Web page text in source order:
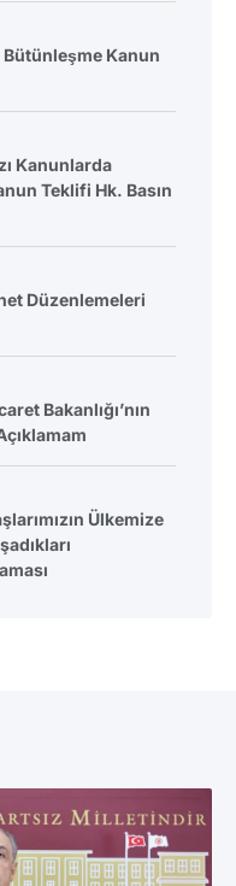
Bütünleşme Kanun
Kanunlarda
Teklifi Hk. Basın
Düzenlemeleri
Bakanlığı’nın
Ülkemize